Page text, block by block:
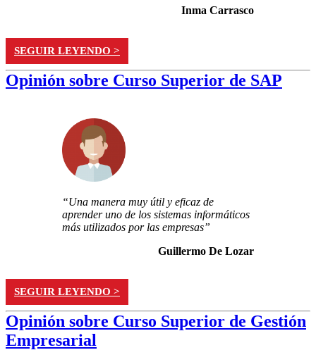
Inma Carrasco
SEGUIR LEYENDO >
Opinión sobre Curso Superior de SAP
“Una manera muy útil y eficaz de
aprender uno de los sistemas informáticos
más utilizados por las empresas”
Guillermo De Lozar
SEGUIR LEYENDO >
Opinión sobre Curso Superior de Gestión
Empresarial